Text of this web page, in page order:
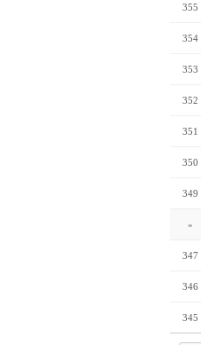
355
354
353
352
351
350
349
»
347
346
345